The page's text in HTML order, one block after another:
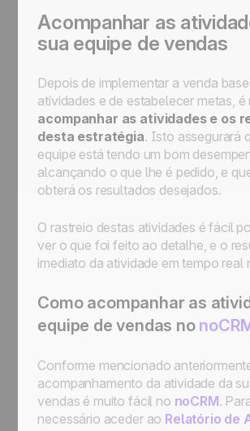
Acompanhar as
sua equipe de vendas
Depois de implementar a venda
atividades e de estabelecer metas, é
acompanhar as atividades e os
desta estratégia. Isto assegurará
equipe está tendo um bom
alcançando o que lhe é pedido, e
obterá os resultados desejados.
O rastreio destas atividades é fácil
ver o que foi feito ao detalhe, e o
imediato da atividade em tempo real
Como acompanhar as
equipe de vendas no
Conforme mencionado
acompanhamento da atividade da
vendas é muito fácil no noCRM.
necessário aceder ao Relatório de